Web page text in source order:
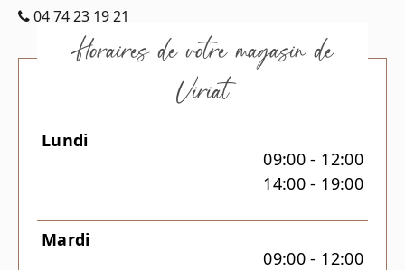
04 74 23 19 21
Horaires de votre magasin de
Viriat
Lundi
09:00 - 12:00
14:00 - 19:00
Mardi
09:00 - 12:00